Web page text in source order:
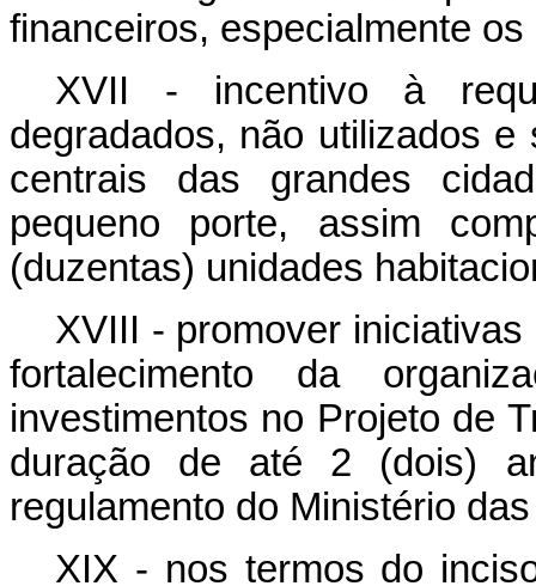
financeiros, especialmente os
XVII - incentivo à
degradados, não utilizados
centrais das grandes
pequeno porte, assim
(duzentas) unidades
XVIII - promover
fortalecimento da
investimentos no Projeto de
duração de até 2 (dois)
regulamento do Ministério
XIX - nos termos do